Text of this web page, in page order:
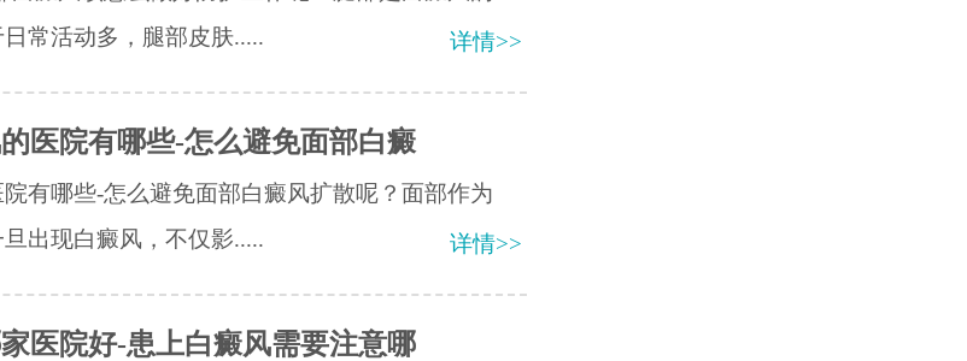
常活动多，腿部皮肤.....
详情>>
医院有哪些-怎么避免面部白癜
有哪些-怎么避免面部白癜风扩散呢？面部作为
出现白癜风，不仅影.....
详情>>
医院好-患上白癜风需要注意哪